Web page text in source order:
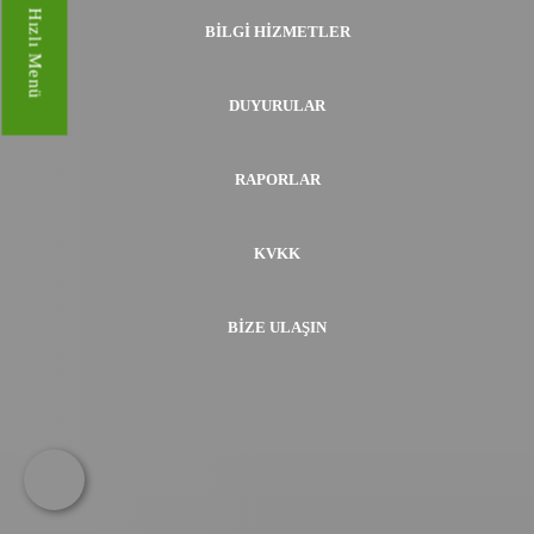
Hızlı Menü BILGI HIZMETLER
DUYURULAR
RAPORLAR
KVKK
BIZE ULAŞIN